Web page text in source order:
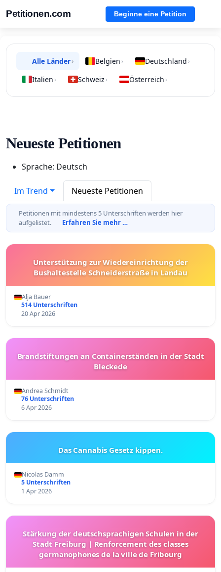
Petitionen.com Beginne eine Petition
Alle Länder› Belgien › Deutschland ›
Italien › Schweiz › Österreich ›
Neueste Petitionen
Sprache: Deutsch
Im Trend Neueste Petitionen
Petitionen mit mindestens 5 Unterschriften werden hier
aufgelistet.
Erfahren Sie mehr …
Unterstützung zur Wiedereinrichtung der
Bushaltestelle Schneiderstraße in Landau
Alja Bauer
514 Unterschriften
20 Apr 2026
Brandstiftungen an Containerständen in der Stadt
Bleckede
Andrea Schmidt
76 Unterschriften
6 Apr 2026
Das Cannabis Gesetz kippen.
Nicolas Damm
5 Unterschriften
1 Apr 2026
Stärkung der deutschsprachigen Schulen in der
Stadt Freiburg | Renforcement des classes
germanophones de la ville de Fribourg